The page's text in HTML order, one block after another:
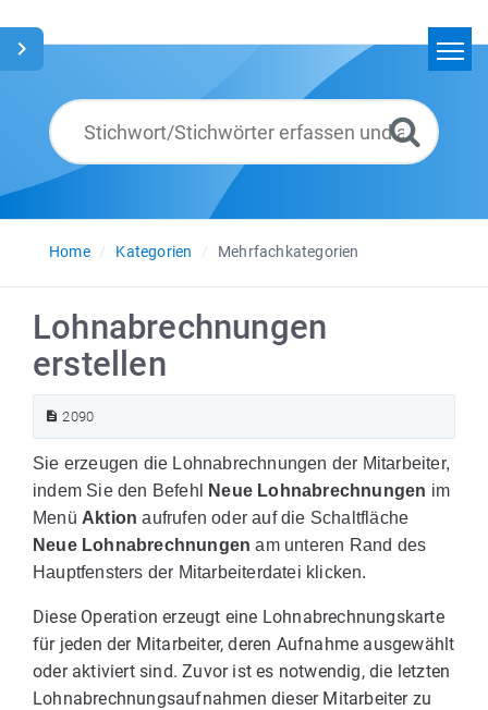
Glossar
Deutsch
Home
Kategorien Mehrfachkategorien
Lohnabrechnungen
erstellen
2090
Sie erzeugen die Lohnabrechnungen der Mitarbeiter,
indem Sie den Befehl
Neue Lohnabrechnungen im
Menü Aktion aufrufen oder auf die Schaltfläche
Neue Lohnabrechnungen am unteren Rand des
Hauptfensters der Mitarbeiterdatei klicken.
Diese Operation erzeugt eine Lohnabrechnungskarte
für jeden der Mitarbeiter, deren Aufnahme ausgewählt
oder aktiviert sind. Zuvor ist es notwendig, die letzten
Lohnabrechnungsaufnahmen dieser Mitarbeiter zu